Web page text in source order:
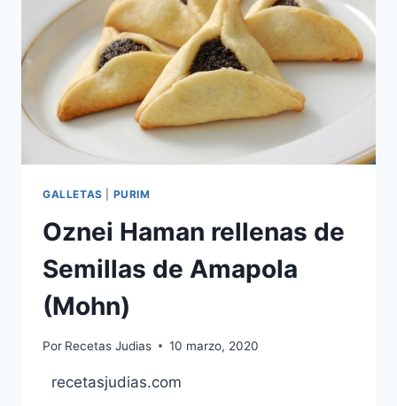
GALLETAS PURIM
Oznei Haman rellenas de
Semillas de Amapola
(Mohn)
Por Recetas Judias 10 marzo, 2020
recetasjudias.com